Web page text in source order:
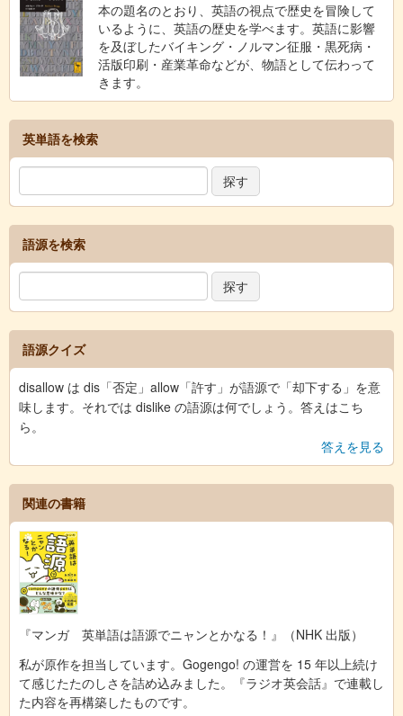
本の題名のとおり、英語の視点で歴史を冒険して
いるように、英語の歴史を学べます。英語に影響
を及ぼしたバイキング・ノルマン征服・黒死病・
活版印刷・産業革命などが、物語として伝わって
きます。
英単語を検索
語源を検索
語源クイズ
disallow は dis「否定」allow「許す」が語源で「却下する」を意
味します。それでは dislike の語源は何でしょう。答えはこち
ら。
答えを見る
関連の書籍
『マンガ 英単語は語源でニャンとかなる！』（NHK 出版）
私が原作を担当しています。Gogengo! の運営を 15 年以上続け
て感じたたのしさを詰め込みました。『ラジオ英会話』で連載し
た内容を再構築したものです。